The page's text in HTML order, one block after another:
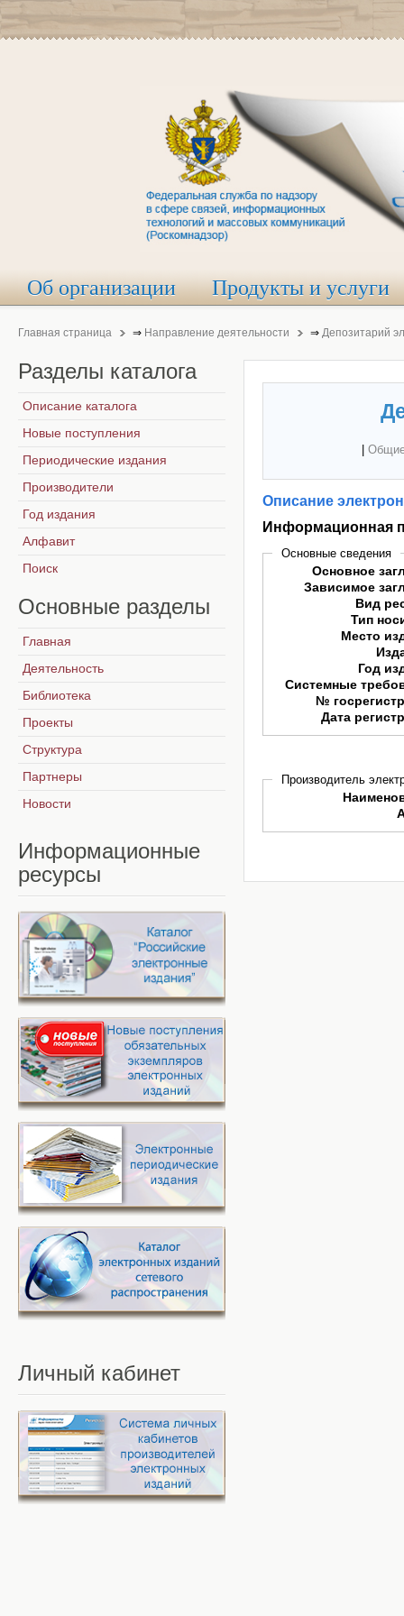
Об организации Продукты и услуги
Главная страница ⇒ Направление деятельности ⇒ Депозитарий
Описание
Информационная
Основные сведения
Основное
Зависимое
Вид
Тип
Место
Год
Системные
№
Дата
Производитель
Разделы каталога
Описание каталога
Новые поступления
Периодические издания
Производители
Год издания
Алфавит
Поиск
Основные разделы
Главная
Деятельность
Библиотека
Проекты
Структура
Партнеры
Новости
Информационные
ресурсы
Личный кабинет